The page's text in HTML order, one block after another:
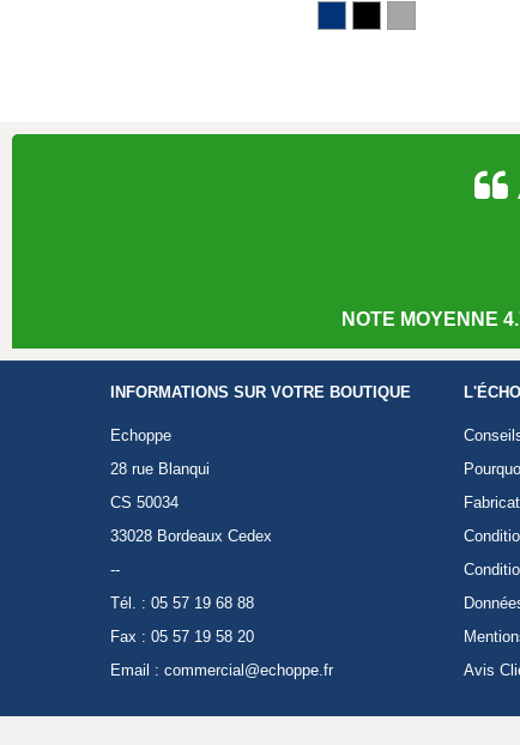
NOTE MOYENNE
INFORMATIONS SUR VOTRE BOUTIQUE
Echoppe
28 rue Blanqui
CS 50034
33028 Bordeaux Cedex
--
Tél. : 05 57 19 68 88
Fax : 05 57 19 58 20
Email : commercial@echoppe.fr
Avis